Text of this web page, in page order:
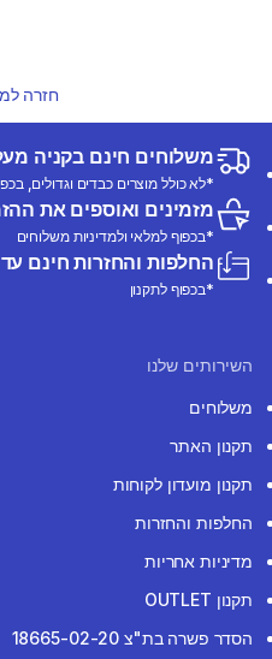
חזרה
משלוחים חינם בקניה מעל 249
*לא כולל מוצרים כבדים וגדולים,
מזמינים ואוספים את
*בכפוף למלאי ולמדיניות משלוחים
החלפות והחזרות חינם עד 365 ימים ממועד הרכישה
*בכפוף לתקנון
השירותים שלנו
משלוחים
תקנון האתר
תקנון מועדון לקוחות
החלפות והחזרות
מדיניות אחריות
תקנון OUTLET
הסדר פשרה בת"צ 18665-02-20